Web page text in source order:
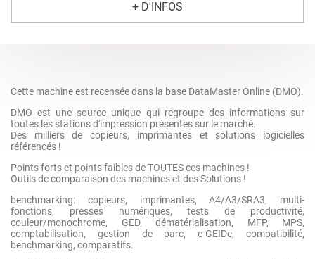
+ D'INFOS
Cette machine est recensée dans la base DataMaster Online (DMO).
DMO est une source unique qui regroupe des informations sur
toutes les stations d'impression présentes sur le marché.
Des milliers de copieurs, imprimantes et solutions logicielles
référencés !
Points forts et points faibles de TOUTES ces machines !
Outils de comparaison des machines et des Solutions !
benchmarking: copieurs, imprimantes, A4/A3/SRA3, multi-
fonctions, presses numériques, tests de productivité,
couleur/monochrome, GED, dématérialisation, MFP, MPS,
comptabilisation, gestion de parc, e-GEIDe, compatibilité,
benchmarking, comparatifs.